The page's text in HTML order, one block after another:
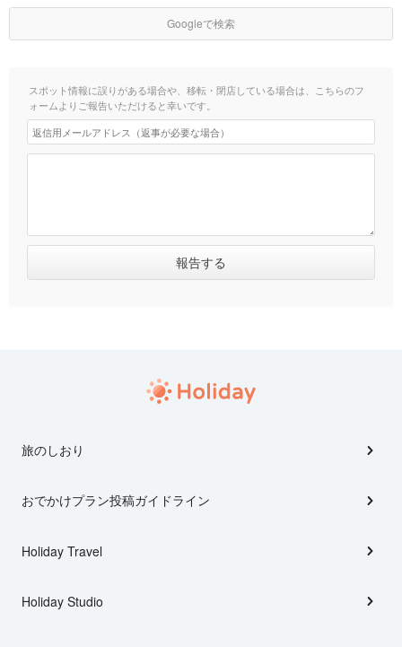
Googleで検索
スポット情報に誤りがある場合や、移転・閉店している場合は、こちらのフ
ォームよりご報告いただけると幸いです。
旅のしおり
おでかけプラン投稿ガイドライン
Holiday Travel
Holiday Studio